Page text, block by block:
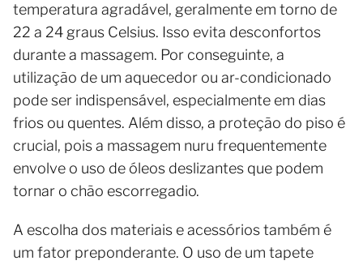
temperatura agradável, geralmente em torno de
22 a 24 graus Celsius. Isso evita desconfortos
durante a massagem. Por conseguinte, a
utilização de um aquecedor ou ar-condicionado
pode ser indispensável, especialmente em dias
frios ou quentes. Além disso, a proteção do piso é
crucial, pois a massagem nuru frequentemente
envolve o uso de óleos deslizantes que podem
tornar o chão escorregadio.
A escolha dos materiais e acessórios também é
um fator preponderante. O uso de um tapete